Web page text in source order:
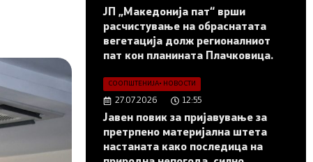
ЈП „Македонија пат“ врши
расчистување на обраснатата
вегетација долж регионалниот
пат кон планината Плачковица.
СООПШТЕНИЈА• НОВОСТИ
27.07.2026 12:55
Јавен повик за пријавување за
претрпено материјална штета
настаната како последица на